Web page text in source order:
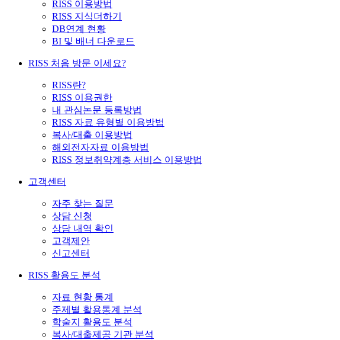
RISS 이용방법
RISS 지식더하기
DB연계 현황
BI 및 배너 다운로드
RISS 처음 방문 이세요?
RISS란?
RISS 이용권한
내 관심논문 등록방법
RISS 자료 유형별 이용방법
복사/대출 이용방법
해외전자자료 이용방법
RISS 정보취약계층 서비스 이용방법
고객센터
자주 찾는 질문
상담 신청
상담 내역 확인
고객제안
신고센터
RISS 활용도 분석
자료 현황 통계
주제별 활용통계 분석
학술지 활용도 분석
복사/대출제공 기관 분석